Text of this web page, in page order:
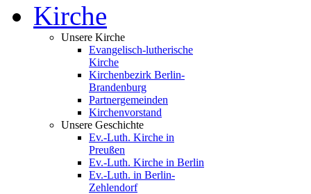
Kirche
Unsere Kirche
Evangelisch-lutherische
Kirche
Kirchenbezirk Berlin-
Brandenburg
Partnergemeinden
Kirchenvorstand
Unsere Geschichte
Ev.-Luth. Kirche in
Preußen
Ev.-Luth. Kirche in Berlin
Ev.-Luth. in Berlin-
Zehlendorf